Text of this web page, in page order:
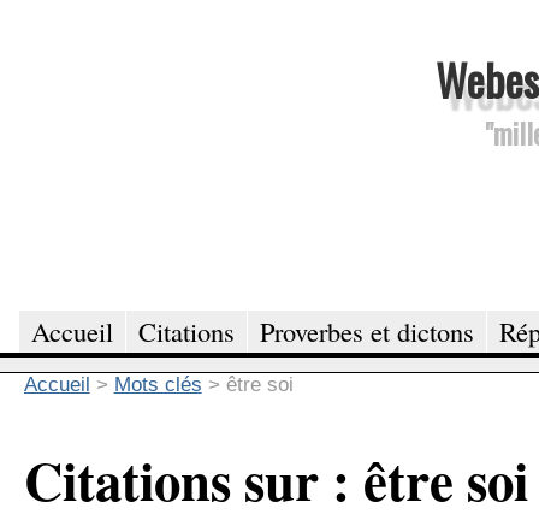
Accueil Citations Proverbes et dictons
Accueil > Mots clés > être soi
Citations sur : être soi